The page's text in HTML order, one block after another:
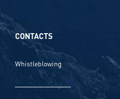
CONTACTS
Whistleblowing